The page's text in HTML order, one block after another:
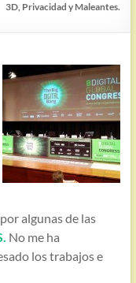
3D, Privacidad y Maleantes.
algunas de las
No me ha
los trabajos e